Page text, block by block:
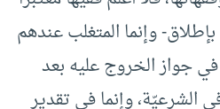
وإنما المتغلب عندهم
في جواز الخروج عليه بعد
الشرعيّة، وإنما في تقدير